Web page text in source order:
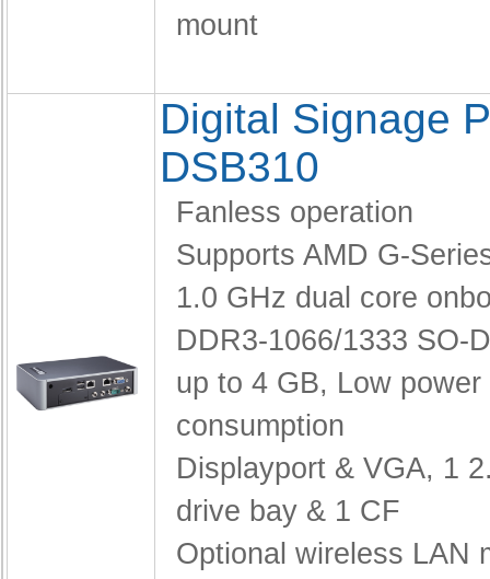
mount
Digital Signage
DSB310
Fanless operation
Supports AMD G-
1.0 GHz dual core
DDR3-1066/1333 SO-
up to 4 GB, Low power
consumption
Displayport & VGA, 1
drive bay & 1 CF
Optional wireless LAN